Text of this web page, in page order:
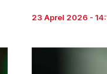
23 Aprel 2026 -